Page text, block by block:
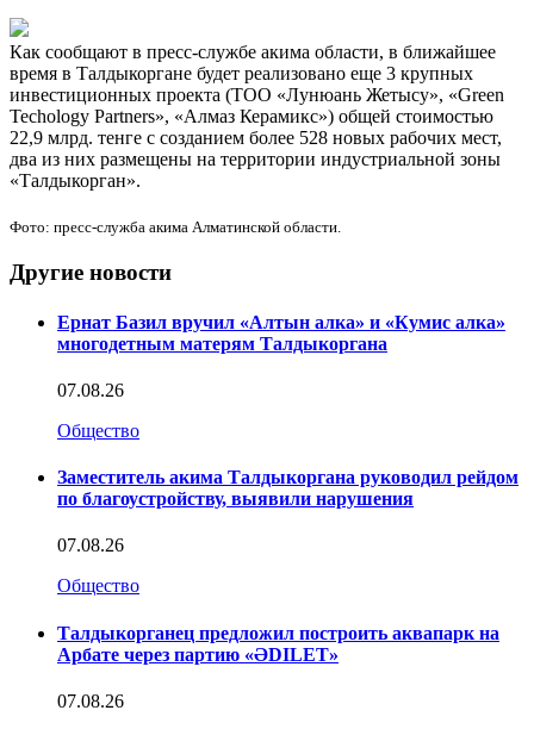
Как сообщают в пресс-службе акима области, в ближайшее
время в Талдыкоргане будет реализовано еще 3 крупных
инвестиционных проекта (ТОО «Лунюань Жетысу», «Green
Techology Partners», «Алмаз Керамикс») общей стоимостью
22,9 млрд. тенге с созданием более 528 новых рабочих мест,
два из них размещены на территории индустриальной зоны
«Талдыкорган».
Фото: пресс-служба акима Алматинской области.
Другие новости
Ернат Базил вручил «Алтын алка» и «Кумис алка»
многодетным матерям Талдыкоргана
07.08.26
Общество
Заместитель акима Талдыкоргана руководил рейдом
по благоустройству, выявили нарушения
07.08.26
Общество
Талдыкорганец предложил построить аквапарк на
Арбате через партию «ӘDILET»
07.08.26